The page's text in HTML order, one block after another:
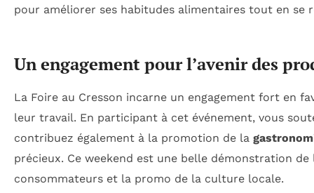
pour améliorer ses habitudes alimentaires tout en se
Un engagement pour l’avenir des
La Foire au Cresson incarne un engagement fort en
leur travail. En participant à cet événement, vous
contribuez également à la promotion de la
précieux. Ce weekend est une belle démonstration
consommateurs et la promo de la culture locale.